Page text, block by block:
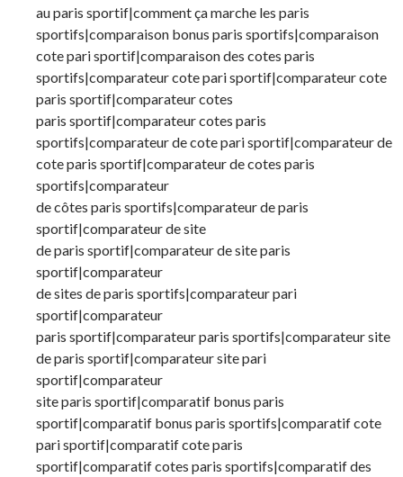
au paris sportif|comment ça marche les paris
sportifs|comparaison bonus paris sportifs|comparaison
cote pari sportif|comparaison des cotes paris
sportifs|comparateur cote pari sportif|comparateur cote
paris sportif|comparateur cotes
paris sportif|comparateur cotes paris
sportifs|comparateur de cote pari sportif|comparateur de
cote paris sportif|comparateur de cotes paris
sportifs|comparateur
de côtes paris sportifs|comparateur de paris
sportif|comparateur de site
de paris sportif|comparateur de site paris
sportif|comparateur
de sites de paris sportifs|comparateur pari
sportif|comparateur
paris sportif|comparateur paris sportifs|comparateur site
de paris sportif|comparateur site pari
sportif|comparateur
site paris sportif|comparatif bonus paris
sportif|comparatif bonus paris sportifs|comparatif cote
pari sportif|comparatif cote paris
sportif|comparatif cotes paris sportifs|comparatif des